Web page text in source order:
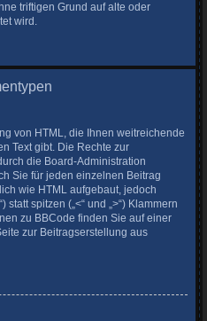
triftigen Grund auf alte oder
wird.
von HTML, die Ihnen weitreichende
Text gibt. Die Rechte zur
die Board-Administration
Sie für jeden einzelnen Beitrag
wie HTML aufgebaut, jedoch
statt spitzen („<“ und „>“) Klammern
zu BBCode finden Sie auf einer
zur Beitragserstellung aus